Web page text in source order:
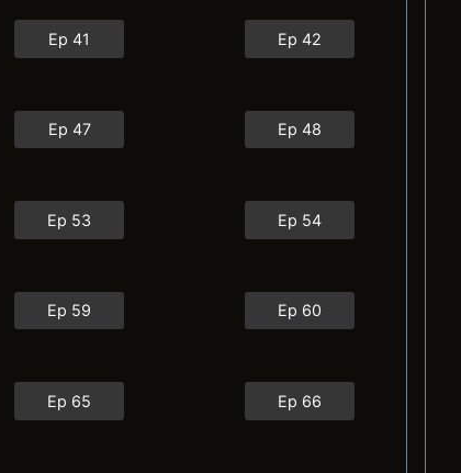
Ep 41 Ep 42
Ep 47 Ep 48
Ep 53 Ep 54
Ep 59 Ep 60
Ep 65 Ep 66